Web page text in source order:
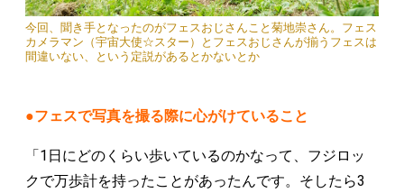
今回、聞き手となったのがフェスおじさんこと菊地崇さん。フェス
カメラマン（宇宙大使☆スター）とフェスおじさんが揃うフェスは
間違いない、という定説があるとかないとか
●フェスで写真を撮る際に心がけていること
「1日にどのくらい歩いているのかなって、フジロッ
クで万歩計を持ったことがあったんです。そしたら3